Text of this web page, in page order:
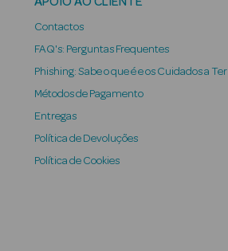
Contactos
FAQ's: Perguntas Frequentes
Phishing: Sabe o que é e os Cuidados a Ter
Métodos de Pagamento
Entregas
Política de Devoluções
Política de Cookies